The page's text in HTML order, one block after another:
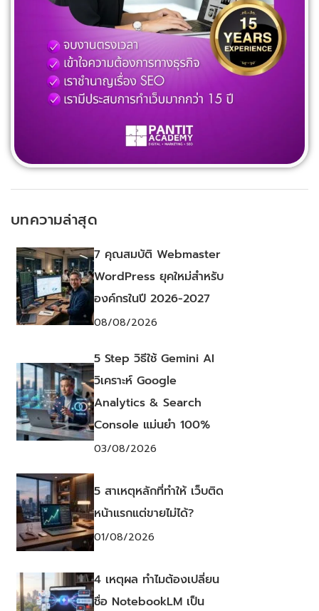
บทความล่าสุด
7 คุณสมบัติ Webmaster
WordPress ยุคใหม่สำหรับ
องค์กรในปี 2026-2027
08/08/2026
5 Step วิธีใช้ Gemini AI
วิเคราะห์ Google
Analytics & Search
Console แม่นยำ 100%
03/08/2026
5 สาเหตุหลักที่ทำให้ เว็บติด
หน้าแรกแต่ขายไม่ได้?
01/08/2026
4 เหตุผล ทำไมต้องเปลี่ยน
ชื่อ NotebookLM เป็น